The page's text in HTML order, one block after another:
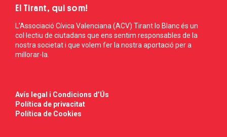
El Tirant, qui som!
L’Associació Cívica Valenciana (ACV) Tirant lo Blanc és un
col·lectiu de ciutadans que ens sentim responsables de la
nostra societat i que volem fer la nostra aportació per a
millorar-la.
Avís legal i Condicions d’Ús
Política de privacitat
Política de Cookies